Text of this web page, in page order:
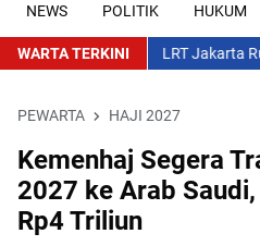
NEWS POLITIK HUKUM
WARTA TERKINILRT Jakarta Rute
PEWARTA HAJI 2027
Kemenhaj Segera
2027 ke Arab
Rp4 Triliun